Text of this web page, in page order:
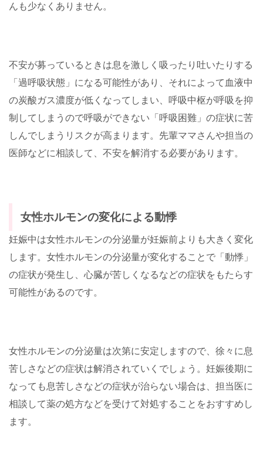
んも少なくありません。
不安が募っているときは息を激しく吸ったり吐いたりする
「過呼吸状態」になる可能性があり、それによって血液中
の炭酸ガス濃度が低くなってしまい、呼吸中枢が呼吸を抑
制してしまうので呼吸ができない「呼吸困難」の症状に苦
しんでしまうリスクが高まります。先輩ママさんや担当の
医師などに相談して、不安を解消する必要があります。
女性ホルモンの変化による動悸
妊娠中は女性ホルモンの分泌量が妊娠前よりも大きく変化
します。女性ホルモンの分泌量が変化することで「動悸」
の症状が発生し、心臓が苦しくなるなどの症状をもたらす
可能性があるのです。
女性ホルモンの分泌量は次第に安定しますので、徐々に息
苦しさなどの症状は解消されていくでしょう。妊娠後期に
なっても息苦しさなどの症状が治らない場合は、担当医に
相談して薬の処方などを受けて対処することをおすすめし
ます。